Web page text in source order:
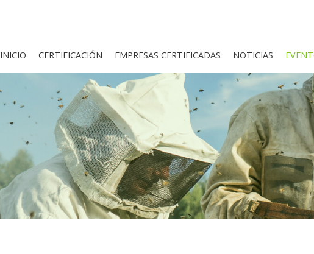
INICIO CERTIFICACIÓN EMPRESAS CERTIFICADAS NOTICIAS